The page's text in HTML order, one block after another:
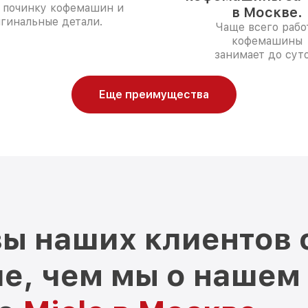
починку кофемашин и
детали.
в Москве.
Чаще всего
кофемашины
занимает до
Еще преимущества
наших клиентов
чем мы о нашем